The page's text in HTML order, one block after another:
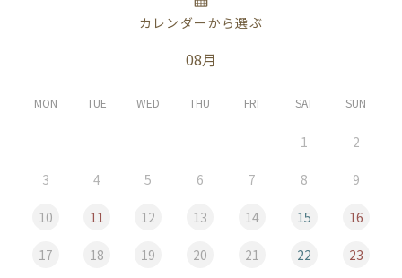
カレンダーから選ぶ
08月
MON TUE WED THU FRI SAT SUN
1 2
3 4 5 6 7 8 9
10 11 12 13 14 15 16
17 18 19 20 21 22 23